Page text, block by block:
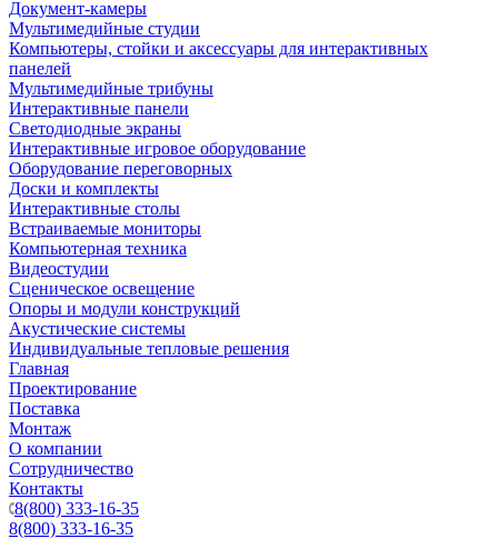
Документ-камеры
Мультимедийные студии
Компьютеры, стойки и аксессуары для интерактивных
панелей
Мультимедийные трибуны
Интерактивные панели
Светодиодные экраны
Интерактивные игровое оборудование
Оборудование переговорных
Доски и комплекты
Интерактивные столы
Встраиваемые мониторы
Компьютерная техника
Видеостудии
Cценическое освещение
Опоры и модули конструкций
Акустические системы
Индивидуальные тепловые решения
Главная
Проектирование
Поставка
Монтаж
О компании
Сотрудничество
Контакты
8(800) 333-16-35
8(800) 333-16-35